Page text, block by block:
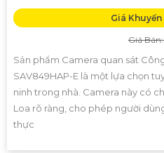
Giá Khuyến
Giá
Sản phẩm Camera quan sát
SAV849HAP-E là một lựa chọn
ninh trong nhà. Camera này có
Loa rõ ràng, cho phép người
thực